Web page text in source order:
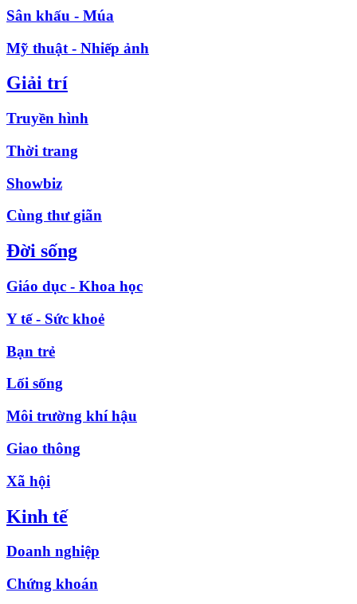
Sân khấu - Múa
Mỹ thuật - Nhiếp ảnh
Giải trí
Truyền hình
Thời trang
Showbiz
Cùng thư giãn
Đời sống
Giáo dục - Khoa học
Y tế - Sức khoẻ
Bạn trẻ
Lối sống
Môi trường khí hậu
Giao thông
Xã hội
Kinh tế
Doanh nghiệp
Chứng khoán